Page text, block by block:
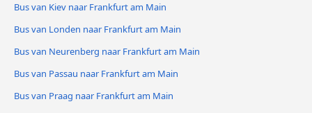
Bus van Kiev naar Frankfurt am Main
Bus van Londen naar Frankfurt am Main
Bus van Neurenberg naar Frankfurt am Main
Bus van Passau naar Frankfurt am Main
Bus van Praag naar Frankfurt am Main